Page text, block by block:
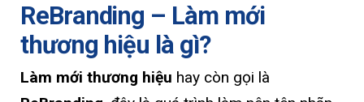
ReBranding – Làm mới
thương hiệu là gì?
Làm mới thương hiệu hay còn gọi là